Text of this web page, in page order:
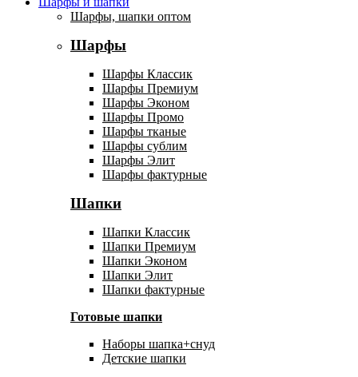
Шарфы, шапки оптом
Шарфы
Шарфы Классик
Шарфы Премиум
Шарфы Эконом
Шарфы Промо
Шарфы тканые
Шарфы сублим
Шарфы Элит
Шарфы фактурные
Шапки
Шапки Классик
Шапки Премиум
Шапки Эконом
Шапки Элит
Шапки фактурные
Готовые шапки
Наборы шапка+снуд
Детские шапки